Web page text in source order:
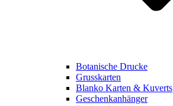
Botanische Drucke
Grusskarten
Blanko Karten & Kuverts
Geschenkanhänger